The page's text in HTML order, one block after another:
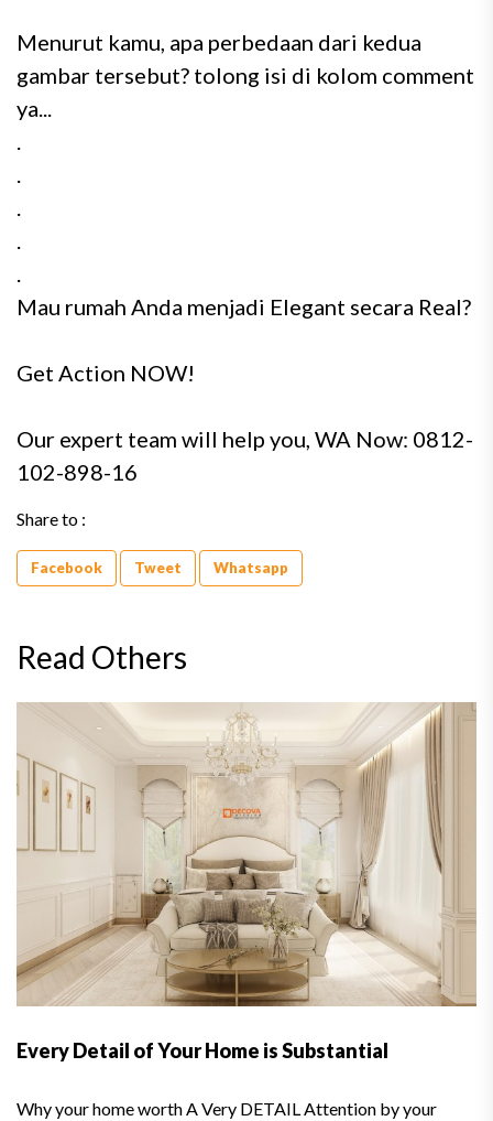
Menurut kamu, apa perbedaan dari kedua
gambar tersebut? tolong isi di kolom comment
ya...
.
.
.
.
.
Mau rumah Anda menjadi Elegant secara Real?
Get Action NOW!
Our expert team will help you, WA Now: 0812-
102-898-16
Share to :
Facebook Tweet Whatsapp
Read Others
Every Detail of Your Home is Substantial
Why your home worth A Very DETAIL Attention by your